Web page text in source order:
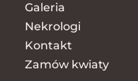
Galeria
Nekrologi
Kontakt
Zamów kwiaty